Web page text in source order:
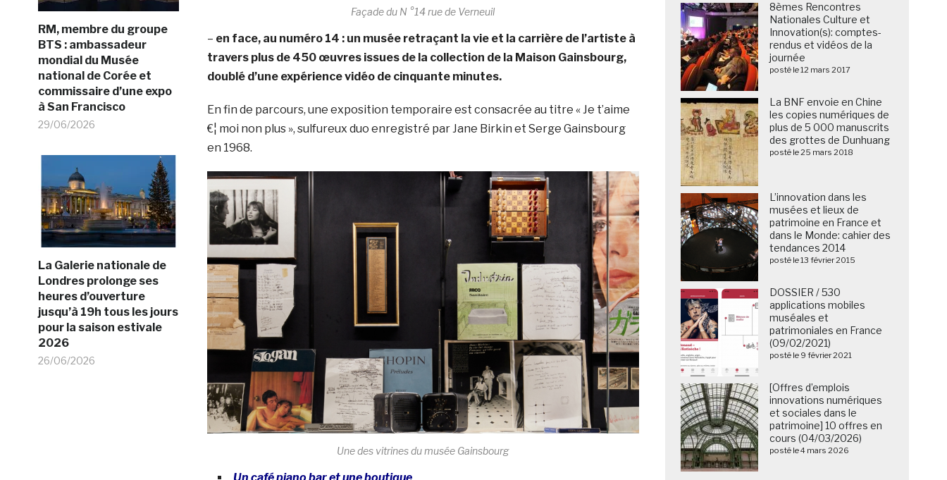
RM, membre du groupe
BTS : ambassadeur
mondial du Musée
national de Corée et
commissaire d’une expo
à San Francisco
29/06/2026
La Galerie nationale de
Londres prolonge ses
heures d’ouverture
jusqu’à 19h tous les jours
pour la saison estivale
2026
26/06/2026
Façade du N °14 rue de Verneuil
– en face, au numéro 14 : un musée retraçant la vie et la carrière de l’artiste à
travers plus de 450 œuvres issues de la collection de la Maison Gainsbourg,
doublé d’une expérience vidéo de cinquante minutes.
En fin de parcours, une exposition temporaire est consacrée au titre « Je t’aime
€¦ moi non plus », sulfureux duo enregistré par Jane Birkin et Serge Gainsbourg
en 1968.
Une des vitrines du musée Gainsbourg
8èmes Rencontres
Nationales Culture et
Innovation(s): comptes-
rendus et vidéos de la
journée
posté le 12 mars 2017
La BNF envoie en Chine
les copies numériques de
plus de 5 000 manuscrits
des grottes de Dunhuang
posté le 25 mars 2018
L’innovation dans les
musées et lieux de
patrimoine en France et
dans le Monde: cahier des
tendances 2014
posté le 13 février 2015
DOSSIER / 530
applications mobiles
muséales et
patrimoniales en France
(09/02/2021)
posté le 9 février 2021
[Offres d’emplois
innovations numériques
et sociales dans le
patrimoine] 10 offres en
cours (04/03/2026)
posté le 4 mars 2026